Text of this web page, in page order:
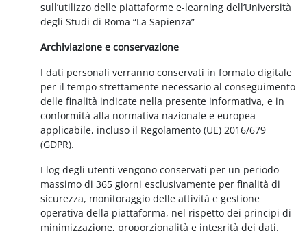
sull’utilizzo delle piattaforme e-learning dell’Università
degli Studi di Roma “La Sapienza”
Archiviazione e conservazione
I dati personali verranno conservati in formato digitale
per il tempo strettamente necessario al conseguimento
delle finalità indicate nella presente informativa, e in
conformità alla normativa nazionale e europea
applicabile, incluso il Regolamento (UE) 2016/679
(GDPR).
I log degli utenti vengono conservati per un periodo
massimo di 365 giorni esclusivamente per finalità di
sicurezza, monitoraggio delle attività e gestione
operativa della piattaforma, nel rispetto dei principi di
minimizzazione, proporzionalità e integrità dei dati.